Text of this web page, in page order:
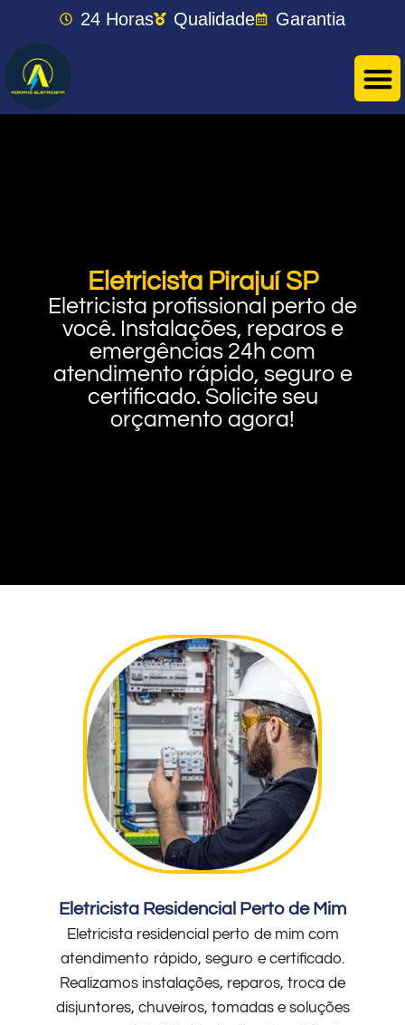
24 Horas Qualidade Garantia
Eletricista Pirajuí SP
Eletricista profissional perto de
você. Instalações, reparos e
emergências 24h com
atendimento rápido, seguro e
certificado. Solicite seu
orçamento agora!
Eletricista Residencial Perto de Mim
Eletricista residencial perto de mim com
atendimento rápido, seguro e certificado.
Realizamos instalações, reparos, troca de
disjuntores, chuveiros, tomadas e soluções